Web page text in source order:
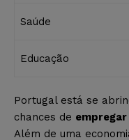
Saúde
Educação
Portugal está se
chances de
Além de uma